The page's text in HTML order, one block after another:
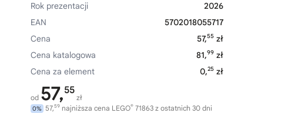
Rok prezentacji
2026
EAN
5702018055717
Cena
57,55 zł
Cena katalogowa
81,99 zł
Cena za element
0,25 zł
od 57,55
zł
0% 57,59 najniższa cena LEGO® 71863 z ostatnich 30 dni